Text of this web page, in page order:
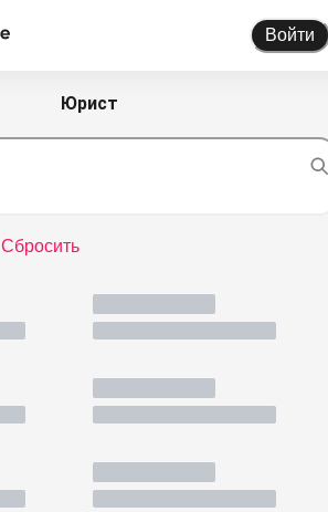
Войти
Стать спикером
Новости
Спикеры
Партнерство
Юрист
Сбросить